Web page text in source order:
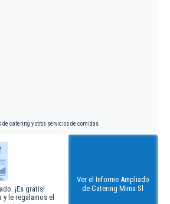
de catering y otros servicios de comidas
¡Es gratis!
y le regalamos el
Ver el Informe Ampliado
de Catering Mima Sl